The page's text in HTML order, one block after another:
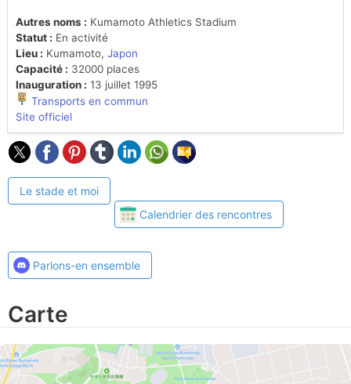
Autres noms : Kumamoto Athletics Stadium
Statut : En activité
Lieu : Kumamoto, Japon
Capacité : 32000 places
Inauguration : 13 juillet 1995
Transports en commun
Site officiel
Le stade et moi
Calendrier des rencontres
Parlons-en ensemble
Carte